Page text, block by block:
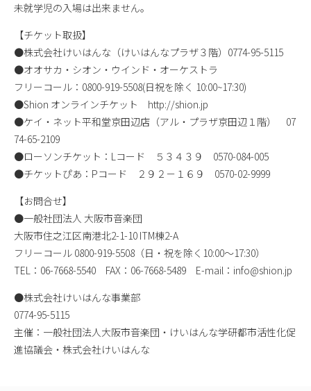
未就学児の入場は出来ません。
【チケット取扱】
●株式会社けいはんな（けいはんなプラザ３階）0774-95-5115
●オオサカ・シオン・ウインド・オーケストラ
フリーコール：0800-919-5508(日祝を除く 10:00~17:30)
●Shion オンラインチケット http://shion.jp
●ケイ・ネット平和堂京田辺店（アル・プラザ京田辺１階） 07
74-65-2109
●ローソンチケット：Lコード ５３４３９ 0570-084-005
●チケットぴあ：Pコード ２９２－１６９ 0570-02-9999
【お問合せ】
●一般社団法人 大阪市音楽団
大阪市住之江区南港北2-1-10 ITM棟2-A
フリーコール 0800-919-5508（日・祝を除く10:00～17:30）
TEL：06-7668-5540 FAX：06-7668-5489 E-mail：info@shion.jp
●株式会社けいはんな事業部
0774-95-5115
主催：一般社団法人大阪市音楽団・けいはんな学研都市活性化促
進協議会・株式会社けいはんな